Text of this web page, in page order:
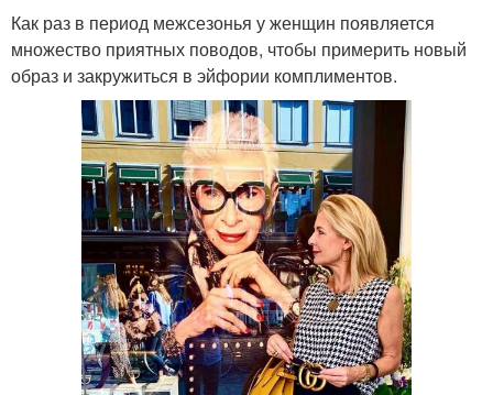
Как раз в период межсезонья у женщин появляется
множество приятных поводов, чтобы примерить новый
образ и закружиться в эйфории комплиментов.